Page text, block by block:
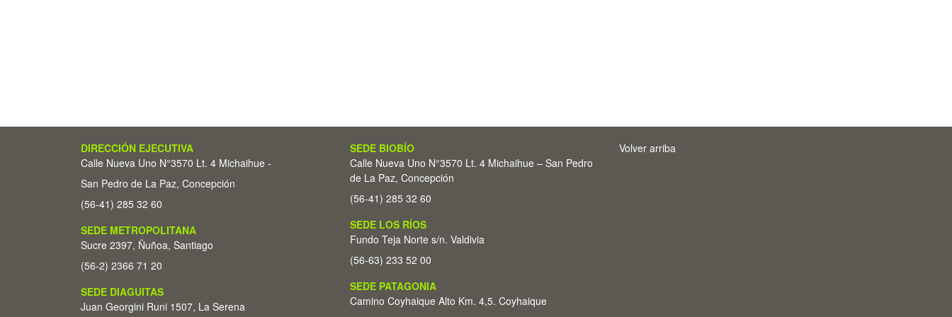
DIRECCIÓN EJECUTIVA
Calle Nueva Uno N°3570 Lt. 4 Michaihue -
San Pedro de La Paz, Concepción
(56-41) 285 32 60
SEDE METROPOLITANA
Sucre 2397, Ñuñoa, Santiago
(56-2) 2366 71 20
SEDE DIAGUITAS
Juan Georgini Runi 1507, La Serena
SEDE BIOBÍO
Calle Nueva Uno N°3570 Lt. 4 Michaihue – San Pedro
de La Paz, Concepción
(56-41) 285 32 60
SEDE LOS RÍOS
Fundo Teja Norte s/n. Valdivia
(56-63) 233 52 00
SEDE PATAGONIA
Camino Coyhaique Alto Km. 4,5. Coyhaique
Volver arriba